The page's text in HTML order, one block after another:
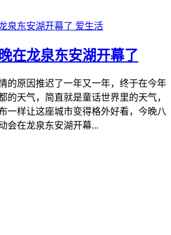
爱生活
在龙泉东安湖开幕了
的原因推迟了一年又一年，终于在今年
的天气，简直就是童话世界里的天气，
一样让这座城市变得格外好看，今晚八
会在龙泉东安湖开幕...